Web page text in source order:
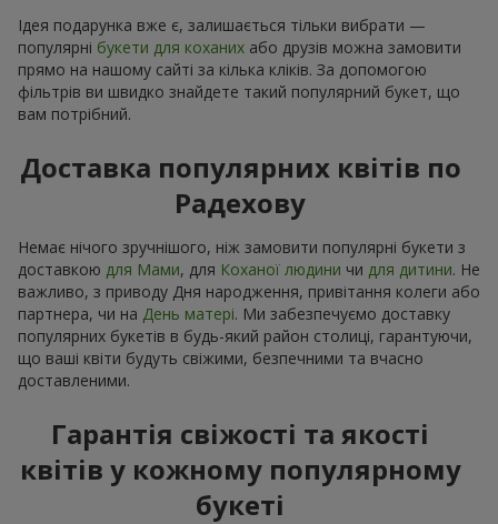
Ідея подарунка вже є, залишається тільки вибрати —
популярні букети для коханих або друзів можна замовити
прямо на нашому сайті за кілька кліків. За допомогою
фільтрів ви швидко знайдете такий популярний букет, що
вам потрібний.
Доставка популярних квітів по
Радехову
Немає нічого зручнішого, ніж замовити популярні букети з
доставкою для Мами, для Коханої людини чи для дитини. Не
важливо, з приводу Дня народження, привітання колеги або
партнера, чи на День матері. Ми забезпечуємо доставку
популярних букетів в будь-який район столиці, гарантуючи,
що ваші квіти будуть свіжими, безпечними та вчасно
доставленими.
Гарантія свіжості та якості
квітів у кожному популярному
букеті